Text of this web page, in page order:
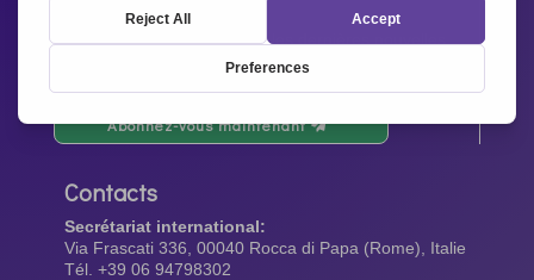
Restez au courant de toutes les dernières nouvelles
Abonnez-vous maintenant
Contacts
Secrétariat international:
Via Frascati 336, 00040 Rocca di Papa (Rome), Italie
Tél. +39 06 94798302